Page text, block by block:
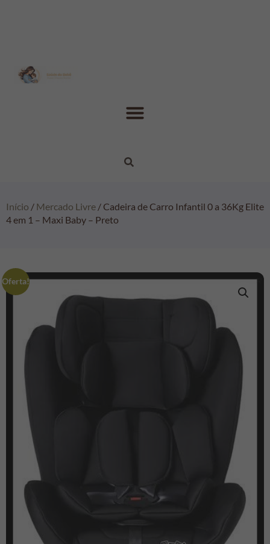
Início / Mercado Livre / Cadeira de Carro Infantil 0 a 36Kg Elite
4 em 1 – Maxi Baby – Preto
Oferta!